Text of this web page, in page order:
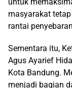
masyarakat
rantai
Sementara itu,
Agus Ayarief
Kota Bandung.
menjadi bagian